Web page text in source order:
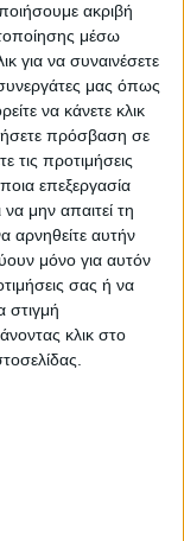
ακριβή
μέσω
για να συναινέσετε
μας όπως
να κάνετε κλικ
πρόσβαση σε
τις προτιμήσεις
επεξεργασία
μην απαιτεί τη
αρνηθείτε αυτήν
μόνο για αυτόν
σας ή να
στιγμή
κλικ στο